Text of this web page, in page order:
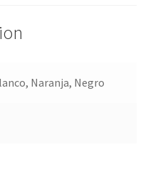
Naranja, Negro